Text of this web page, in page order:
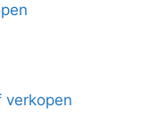
verkopen